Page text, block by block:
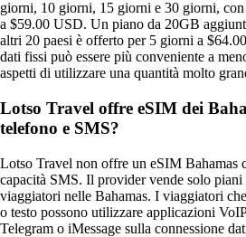
giorni, 10 giorni, 15 giorni e 30 giorni,
a $59.00 USD. Un piano da 20GB
altri 20 paesi è offerto per 5 giorni a
dati fissi può essere più conveniente a
aspetti di utilizzare una quantità molto
Lotso Travel offre eSIM dei
telefono e SMS?
Lotso Travel non offre un eSIM Bahamas
capacità SMS. Il provider vende solo piani
viaggiatori nelle Bahamas. I viaggiatori
o testo possono utilizzare applicazioni
Telegram o iMessage sulla connessione